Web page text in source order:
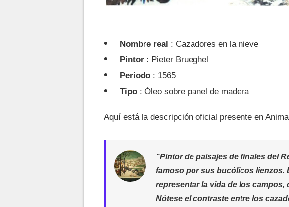
Nombre real : Cazadores en la nieve
Pintor : Pieter Brueghel
Periodo : 1565
Tipo : Óleo sobre panel de madera
Aquí está la descripción oficial presente en
"Pintor de paisajes de finales del
famoso por sus bucólicos lienzos.
representar la vida de los campos,
Nótese el contraste entre los